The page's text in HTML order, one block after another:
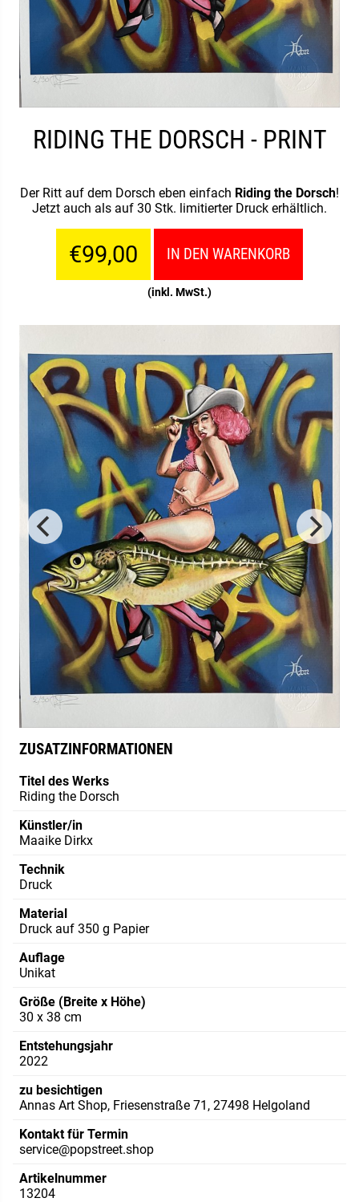
RIDING THE DORSCH - PRINT
Der Ritt auf dem Dorsch eben einfach Riding the Dorsch!
Jetzt auch als auf 30 Stk. limitierter Druck erhältlich.
€99,00 IN DEN WARENKORB
(inkl. MwSt.)
ZUSATZINFORMATIONEN
Titel des Werks
Riding the Dorsch
Künstler/in
Maaike Dirkx
Technik
Druck
Material
Druck auf 350 g Papier
Auflage
Unikat
Größe (Breite x Höhe)
30 x 38 cm
Entstehungsjahr
2022
zu besichtigen
Annas Art Shop, Friesenstraße 71, 27498 Helgoland
Kontakt für Termin
service@popstreet.shop
Artikelnummer
13204